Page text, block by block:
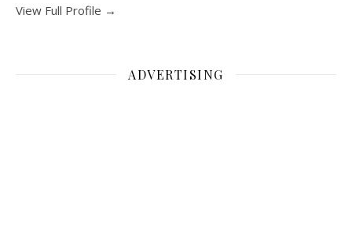
View Full Profile →
ADVERTISING